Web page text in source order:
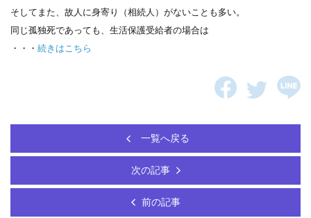
そしてまた、故人に身寄り（相続人）がないことも多い。
同じ孤独死であっても、生活保護受給者の場合は
・・・ 続きはこちら
一覧へ戻る
次の記事
前の記事